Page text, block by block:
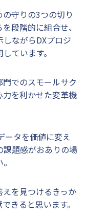
守りの3つの切り
段階的に組合せ、
ながらDXプロジ
ています。
でのスモールサク
を利かせた変革機
ータを価値に変え
題感がおありの場
を見つけるきっか
きると思います。